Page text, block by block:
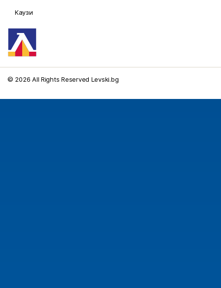
Каузи
© 2026 All Rights Reserved Levski.bg